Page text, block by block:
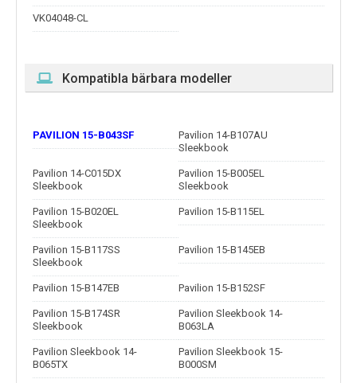
VK04048-CL
Kompatibla bärbara modeller
PAVILION 15-B043SF
Pavilion 14-B107AU
Sleekbook
Pavilion 14-C015DX
Sleekbook
Pavilion 15-B005EL
Sleekbook
Pavilion 15-B020EL
Sleekbook
Pavilion 15-B115EL
Pavilion 15-B117SS
Sleekbook
Pavilion 15-B145EB
Pavilion 15-B147EB Pavilion 15-B152SF
Pavilion 15-B174SR
Sleekbook
Pavilion Sleekbook 14-
B063LA
Pavilion Sleekbook 14-
B065TX
Pavilion Sleekbook 15-
B000SM